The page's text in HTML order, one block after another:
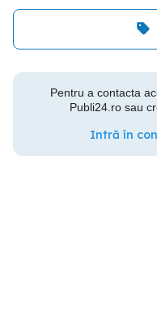
Pentru a contacta
Publi24.ro sau
Intră în